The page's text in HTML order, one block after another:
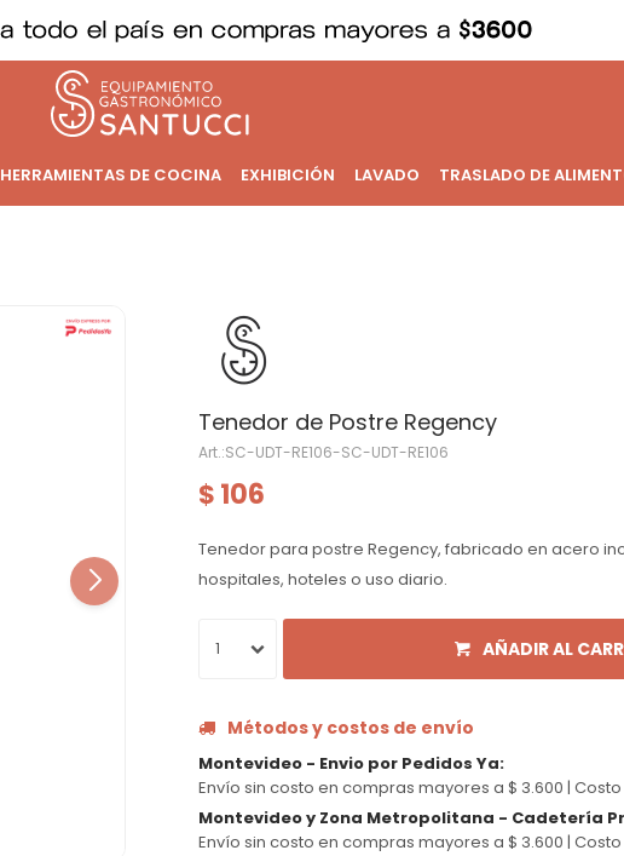
HERRAMIENTAS DE COCINA EXHIBICIÓN LAVADO TRASLADO DE
Tenedor de Postre Regency
SC-UDT-RE106-SC-UDT-RE106
$ 106
Tenedor para postre Regency, fabricado en acero
hospitales, hoteles o uso diario.
1 AÑADIR AL
Métodos y costos de envío
Montevideo - Envio por Pedidos Ya:
Envío sin costo en compras mayores a $ 3.600 | Costo
Montevideo y Zona Metropolitana - Cadetería
Envío sin costo en compras mayores a $ 3.600 | Costo